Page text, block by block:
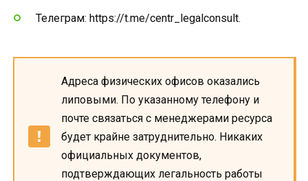
Телеграм: https://t.me/centr_legalconsult.
Адреса физических офисов оказались
липовыми. По указанному телефону и
почте связаться с менеджерами ресурса
будет крайне затруднительно. Никаких
официальных документов,
подтверждающих легальность работы